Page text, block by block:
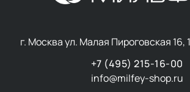
г. Москва ул. Малая Пироговская 16,
+7 (495) 215-16-00
info@milfey-shop.ru